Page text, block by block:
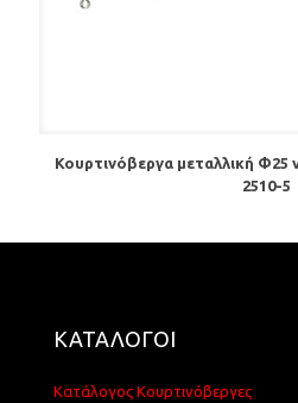
Κουρτινόβεργα μεταλλική Φ25
2510-5
ΚΑΤΑΛΟΓΟΙ
Κατάλογος Κουρτινόβεργες